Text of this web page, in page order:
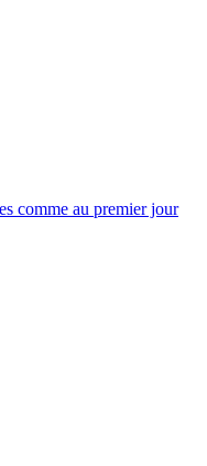
comme au premier jour